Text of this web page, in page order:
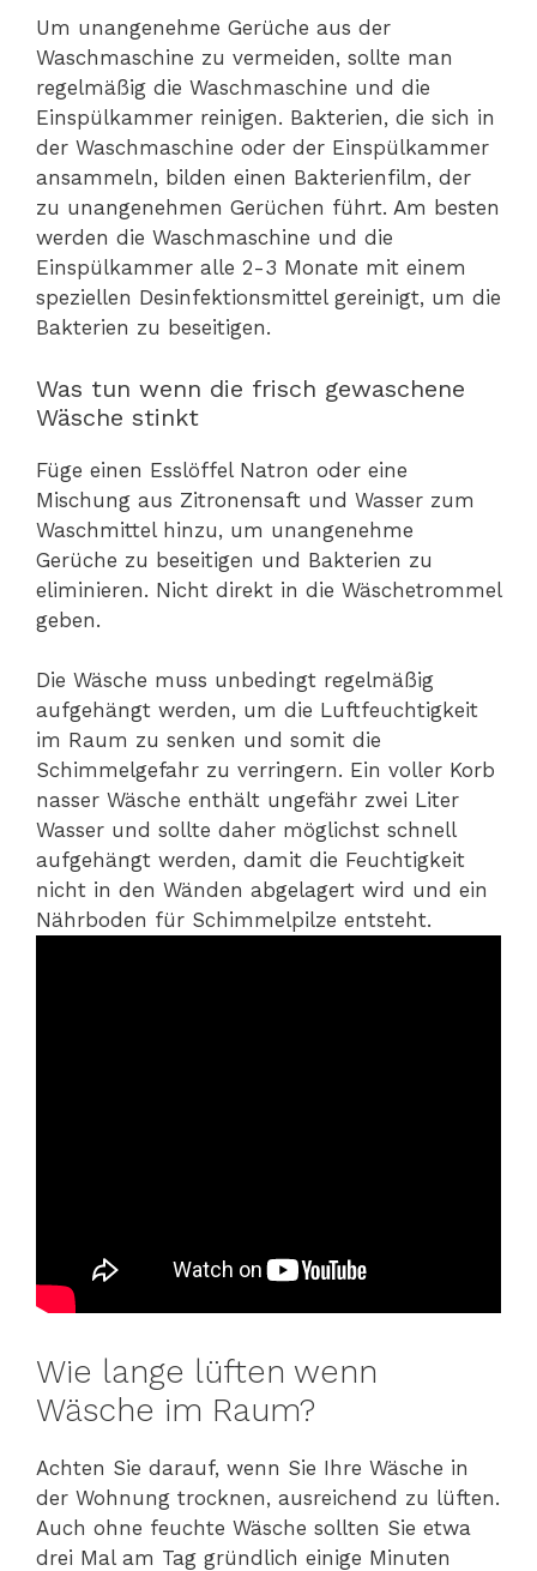
Um unangenehme Gerüche aus der
Waschmaschine zu vermeiden, sollte man
regelmäßig die Waschmaschine und die
Einspülkammer reinigen. Bakterien, die sich in
der Waschmaschine oder der Einspülkammer
ansammeln, bilden einen Bakterienfilm, der
zu unangenehmen Gerüchen führt. Am besten
werden die Waschmaschine und die
Einspülkammer alle 2-3 Monate mit einem
speziellen Desinfektionsmittel gereinigt, um die
Bakterien zu beseitigen.
Was tun wenn die frisch gewaschene
Wäsche stinkt
Füge einen Esslöffel Natron oder eine
Mischung aus Zitronensaft und Wasser zum
Waschmittel hinzu, um unangenehme
Gerüche zu beseitigen und Bakterien zu
eliminieren. Nicht direkt in die Wäschetrommel
geben.
Die Wäsche muss unbedingt regelmäßig
aufgehängt werden, um die Luftfeuchtigkeit
im Raum zu senken und somit die
Schimmelgefahr zu verringern. Ein voller Korb
nasser Wäsche enthält ungefähr zwei Liter
Wasser und sollte daher möglichst schnell
aufgehängt werden, damit die Feuchtigkeit
nicht in den Wänden abgelagert wird und ein
Nährboden für Schimmelpilze entsteht.
Wie lange lüften wenn
Wäsche im Raum?
Achten Sie darauf, wenn Sie Ihre Wäsche in
der Wohnung trocknen, ausreichend zu lüften.
Auch ohne feuchte Wäsche sollten Sie etwa
drei Mal am Tag gründlich einige Minuten